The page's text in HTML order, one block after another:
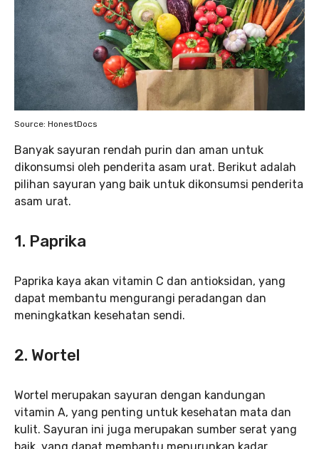
Source: HonestDocs
Banyak sayuran rendah purin dan aman untuk
dikonsumsi oleh penderita asam urat. Berikut adalah
pilihan sayuran yang baik untuk dikonsumsi penderita
asam urat.
1. Paprika
Paprika kaya akan vitamin C dan antioksidan, yang
dapat membantu mengurangi peradangan dan
meningkatkan kesehatan sendi.
2. Wortel
Wortel merupakan sayuran dengan kandungan
vitamin A, yang penting untuk kesehatan mata dan
kulit. Sayuran ini juga merupakan sumber serat yang